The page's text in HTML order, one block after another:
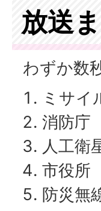
放送
わずか数
ミサイ
消防庁
人工衛
市役所
防災無